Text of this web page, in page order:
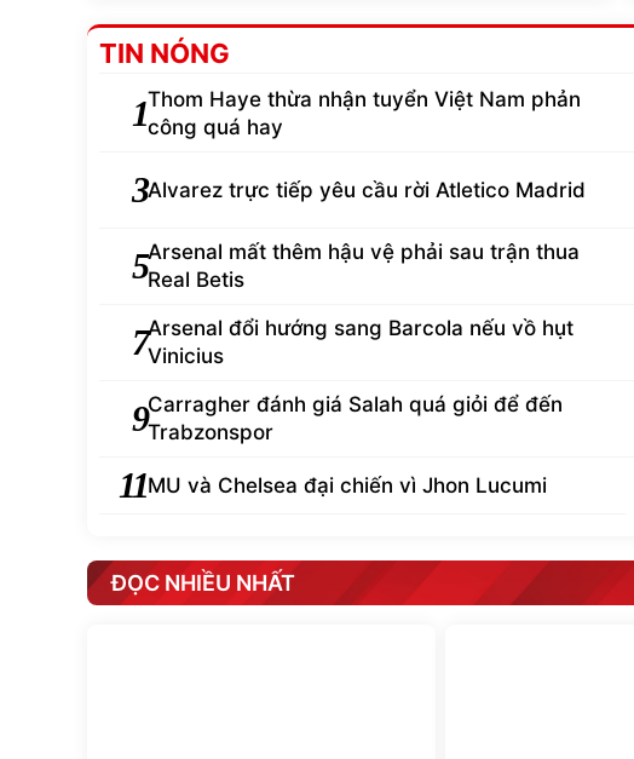
TIN NÓNG
1Thom Haye thừa nhận tuyển Việt Nam phản
công quá hay
3Alvarez trực tiếp yêu cầu rời Atletico Madrid
5Arsenal mất thêm hậu vệ phải sau trận thua
Real Betis
7Arsenal đổi hướng sang Barcola nếu vồ hụt
Vinicius
9Carragher đánh giá Salah quá giỏi để đến
Trabzonspor
11MU và Chelsea đại chiến vì Jhon Lucumi
ĐỌC NHIỀU NHẤT